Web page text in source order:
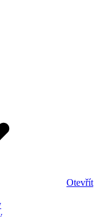
Otevřít